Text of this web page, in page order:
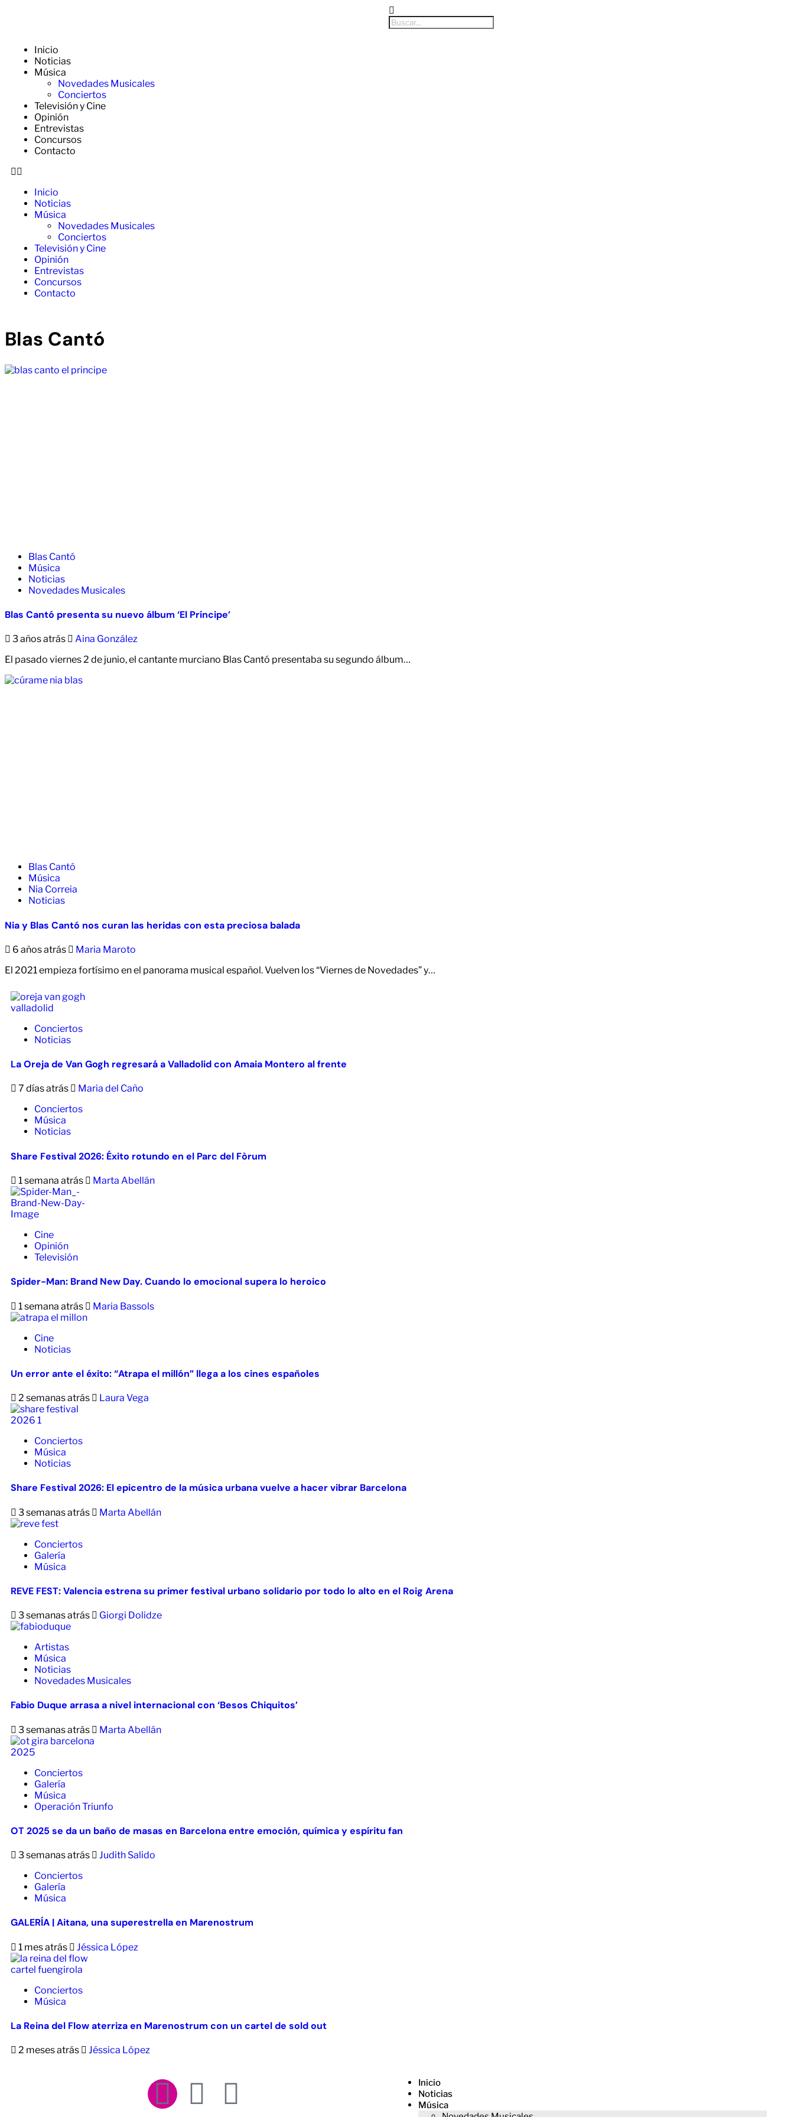
Inicio
Noticias
Música
Novedades Musicales
Conciertos
Televisión y Cine
Opinión
Entrevistas
Concursos
Contacto
Inicio
Noticias
Música
Novedades Musicales
Conciertos
Televisión y Cine
Opinión
Entrevistas
Concursos
Contacto
Blas Cantó
Blas Cantó
Música
Noticias
Novedades Musicales
Blas Cantó presenta su nuevo álbum ‘El Príncipe’
3 años atrás
Aina González
El pasado viernes 2 de junio, el cantante murciano Blas Cantó presentaba su segundo álbum…
Blas Cantó
Música
Nia Correia
Noticias
Nia y Blas Cantó nos curan las heridas con esta preciosa balada
6 años atrás
Maria Maroto
El 2021 empieza fortísimo en el panorama musical español. Vuelven los “Viernes de Novedades” y…
Conciertos
Noticias
La Oreja de Van Gogh regresará a Valladolid con Amaia Montero al frente
7 días atrás
Maria del Caño
Conciertos
Música
Noticias
Share Festival 2026: Éxito rotundo en el Parc del Fòrum
1 semana atrás Marta Abellán
Cine
Opinión
Televisión
Spider-Man: Brand New Day. Cuando lo emocional supera lo heroico
1 semana atrás Maria Bassols
Cine
Noticias
Un error ante el éxito: “Atrapa el millón” llega a los cines españoles
2 semanas atrás Laura Vega
Conciertos
Música
Noticias
Share Festival 2026: El epicentro de la música urbana vuelve a hacer vibrar Barcelona
3 semanas atrás Marta Abellán
Conciertos
Galería
Música
REVE FEST: Valencia estrena su primer festival urbano solidario por todo lo alto en el Roig Arena
3 semanas atrás Giorgi Dolidze
Artistas
Música
Noticias
Novedades Musicales
Fabio Duque arrasa a nivel internacional con ‘Besos Chiquitos’
3 semanas atrás Marta Abellán
Conciertos
Galería
Música
Operación Triunfo
OT 2025 se da un baño de masas en Barcelona entre emoción, química y espíritu fan
3 semanas atrás
Judith Salido
Conciertos
Galería
Música
GALERÍA | Aitana, una superestrella en Marenostrum
1 mes atrás Jéssica López
Conciertos
Música
La Reina del Flow aterriza en Marenostrum con un cartel de sold out
2 meses atrás Jéssica López
Inicio
Noticias
Música